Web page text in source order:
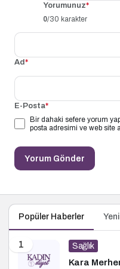
Yorumunuz*
0/30 karakter
Ad*
E-Posta*
Bir dahaki sefere yorum
posta adresimi ve web site
Yorum Gönder
Popüler Haberler
1 Sağlık
Kara